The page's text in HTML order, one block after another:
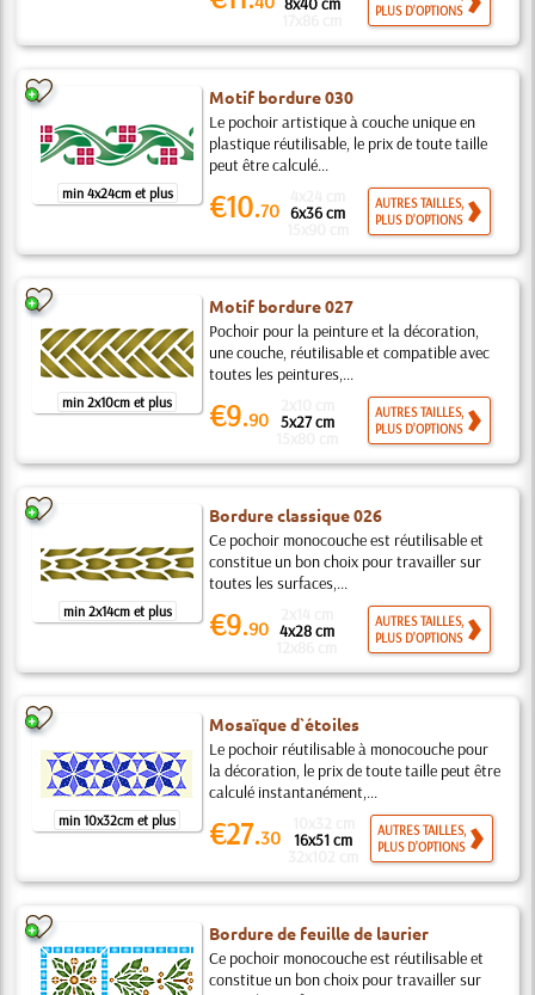
PLUS D'OPTIONS
min 4x24cm et plus
Motif bordure 030
Le pochoir artistique à couche unique en
plastique réutilisable, le prix de toute taille
peut être calculé...
€10.70 6x36 cm
AUTRES TAILLES,
PLUS D'OPTIONS
min 2x10cm et plus
Motif bordure 027
Pochoir pour la peinture et la décoration,
une couche, réutilisable et compatible avec
toutes les peintures,...
€9.90 5x27 cm
AUTRES TAILLES,
PLUS D'OPTIONS
min 2x14cm et plus
Bordure classique 026
Ce pochoir monocouche est réutilisable et
constitue un bon choix pour travailler sur
toutes les surfaces,...
€9.90 4x28 cm
AUTRES TAILLES,
PLUS D'OPTIONS
min 10x32cm et plus
Mosaïque d`étoiles
Le pochoir réutilisable à monocouche pour
la décoration, le prix de toute taille peut être
calculé instantanément,...
€27.30 16x51 cm
AUTRES TAILLES,
PLUS D'OPTIONS
Bordure de feuille de laurier
Ce pochoir monocouche est réutilisable et
constitue un bon choix pour travailler sur